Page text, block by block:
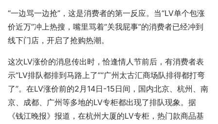
“一边骂一边抢”，这是消费者的第一反应。当“LV单个包涨
价近万”冲上热搜，嘴里骂着“关我屁事”的消费者已经冲到
线下门店，开启了抢购热潮。
这次LV涨价的消息传出时，恰逢情人节前后，有消费者表
示“LV排队都排到马路上了”“广州太古汇商场队排得都打弯
了”。在LV涨价前的2月14日-15日间，国内北京、杭州、南
京、成都、广州等多地的LV专柜都出现了排队现象。据
《钱江晚报》报道，在杭州大厦的LV专柜，热门款商品基